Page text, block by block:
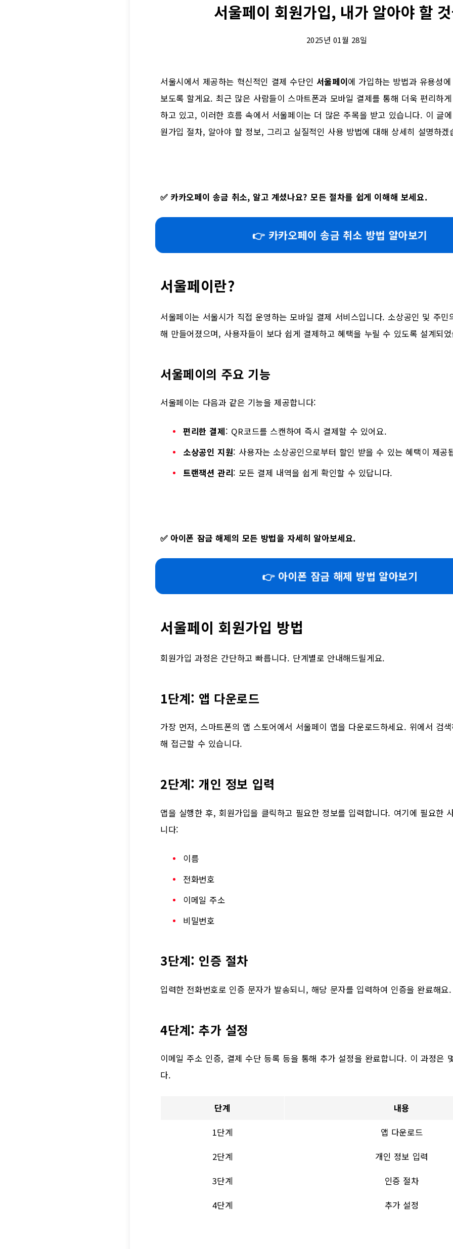
서울페이 회원가입, 내가 알아야 할
2025년 01월 28일
서울시에서 제공하는 혁신적인 결제 수단인 서울페이에 가입하는 방법과 유용성
보도록 할게요. 최근 많은 사람들이 스마트폰과 모바일 결제를 통해 더욱 편리하
하고 있고, 이러한 흐름 속에서 서울페이는 더 많은 주목을 받고 있습니다. 이 글
원가입 절차, 알아야 할 정보, 그리고 실질적인 사용 방법에 대해 상세히 설명하겠
✅ 카카오페이 송금 취소, 알고 계셨나요? 모든 절차를 쉽게 이해해 보세요.
👉 카카오페이 송금 취소 방법 알아보기
서울페이란?
서울페이는 서울시가 직접 운영하는 모바일 결제 서비스입니다. 소상공인 및 주민
해 만들어졌으며, 사용자들이 보다 쉽게 결제하고 혜택을 누릴 수 있도록 설계되
서울페이의 주요 기능
서울페이는 다음과 같은 기능을 제공합니다:
편리한 결제: QR코드를 스캔하여 즉시 결제할 수 있어요.
소상공인 지원: 사용자는 소상공인으로부터 할인 받을 수 있는 혜택이 제공
트랜잭션 관리: 모든 결제 내역을 쉽게 확인할 수 있답니다.
✅ 아이폰 잠금 해제의 모든 방법을 자세히 알아보세요.
👉 아이폰 잠금 해제 방법 알아보기
서울페이 회원가입 방법
회원가입 과정은 간단하고 빠릅니다. 단계별로 안내해드릴게요.
1단계: 앱 다운로드
가장 먼저, 스마트폰의 앱 스토어에서 서울페이 앱을 다운로드하세요. 위에서 검
해 접근할 수 있습니다.
2단계: 개인 정보 입력
앱을 실행한 후, 회원가입을 클릭하고 필요한 정보를 입력합니다. 여기에 필요한
니다:
이름
전화번호
이메일 주소
비밀번호
3단계: 인증 절차
입력한 전화번호로 인증 문자가 발송되니, 해당 문자를 입력하여 인증을 완료해요.
4단계: 추가 설정
이메일 주소 인증, 결제 수단 등록 등을 통해 추가 설정을 완료합니다. 이 과정은
다.
단계
내용
1단계
앱 다운로드
2단계
개인 정보 입력
3단계
인증 절차
4단계
추가 설정